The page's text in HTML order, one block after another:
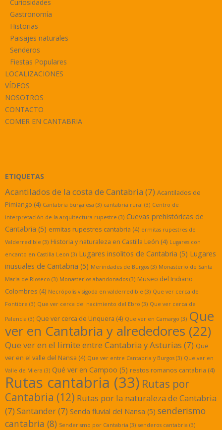
Curiosidades
Gastronomía
Historias
Paisajes naturales
Senderos
Fiestas Populares
LOCALIZACIONES
VÍDEOS
NOSOTROS
CONTACTO
COMER EN CANTABRIA
ETIQUETAS
Acantilados de la costa de Cantabria (7) Acantilados de
Pimiango (4) Cantabria burgalesa (3) cantabria rural (3) Centro de
interpretación de la arquitectura rupestre (3) Cuevas prehistóricas de
Cantabria (5) ermitas rupestres cantabria (4) ermitas rupestres de
Valderredible (3) Historia y naturaleza en Castilla León (4) Lugares con
encanto en Castilla Leon (3) Lugares insolitos de Cantabria (5) Lugares
inusuales de Cantabria (5) Merindades de Burgos (3) Monasterio de Santa
Maria de Rioseco (3) Monasterios abandonados (3) Museo del Indiano
Colombres (4) Necrópolis visigoda en valderredible (3) Que ver cerca de
Fontibre (3) Que ver cerca del nacimiento del Ebro (3) Que ver cerca de
Palencia (3) Que ver cerca de Unquera (4) Que ver en Camargo (3) Que
ver en Cantabria y alrededores (22)
Que ver en el limite entre Cantabria y Asturias (7) Que
ver en el valle del Nansa (4) Que ver entre Cantabria y Burgos (3) Que ver en
Valle de Miera (3) Qué ver en Campoo (5) restos romanos cantabria (4)
Rutas cantabria (33) Rutas por
Cantabria (12) Rutas por la naturaleza de Cantabria
(7) Santander(7) Senda fluvial del Nansa (5) senderismo
cantabria (8) Senderismo por Cantabria (3) senderos cantabria (3)